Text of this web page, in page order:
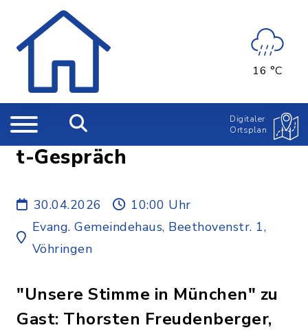
16 °C
Digitaler
Ortsplan
t-Gespräch
30.04.2026
10:00 Uhr
Evang. Gemeindehaus, Beethovenstr. 1,
Vöhringen
"Unsere Stimme in München" zu
Gast: Thorsten Freudenberger,